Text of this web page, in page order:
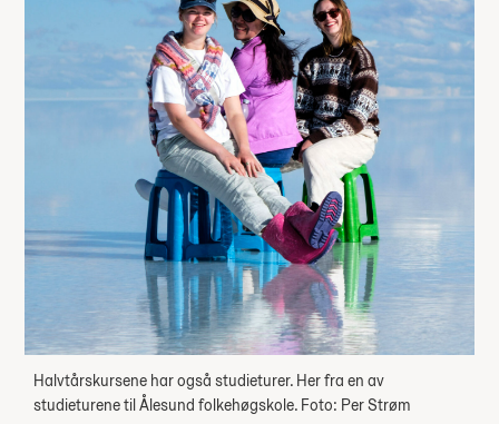
Halvtårskursene har også studieturer. Her fra en av
studieturene til Ålesund folkehøgskole. Foto: Per Strøm